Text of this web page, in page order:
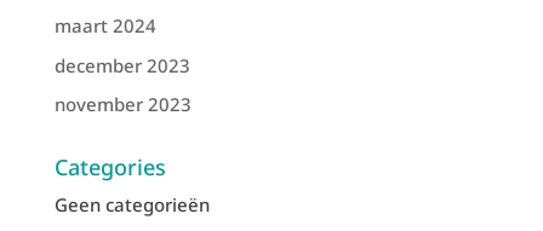
maart 2024
december 2023
november 2023
Categories
Geen categorieën